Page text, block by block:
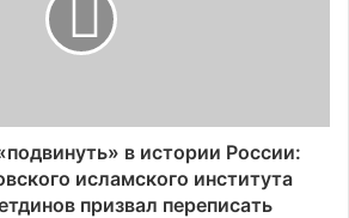
в истории России:
исламского института
призвал переписать